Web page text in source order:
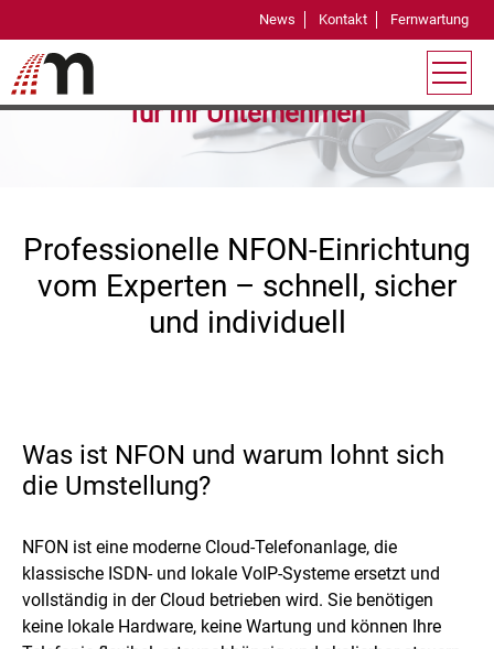
News Kontakt Fernwartung
Einrichtung und Konfiguration von NFON
für Ihr Unternehmen
Professionelle NFON-Einrichtung
vom Experten – schnell, sicher
und individuell
Was ist NFON und warum lohnt sich
die Umstellung?
NFON ist eine moderne Cloud-Telefonanlage, die
klassische ISDN- und lokale VoIP-Systeme ersetzt und
vollständig in der Cloud betrieben wird. Sie benötigen
keine lokale Hardware, keine Wartung und können Ihre